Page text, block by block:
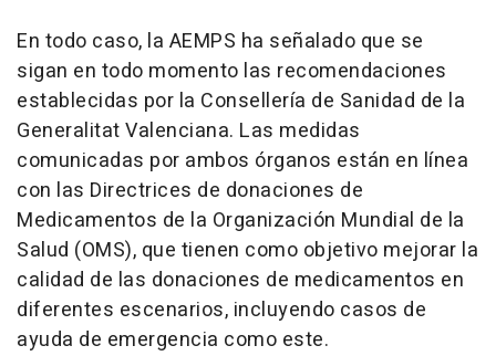
En todo caso, la AEMPS ha señalado que se
sigan en todo momento las recomendaciones
establecidas por la Consellería de Sanidad de la
Generalitat Valenciana. Las medidas
comunicadas por ambos órganos están en línea
con las Directrices de donaciones de
Medicamentos de la Organización Mundial de la
Salud (OMS), que tienen como objetivo mejorar la
calidad de las donaciones de medicamentos en
diferentes escenarios, incluyendo casos de
ayuda de emergencia como este.